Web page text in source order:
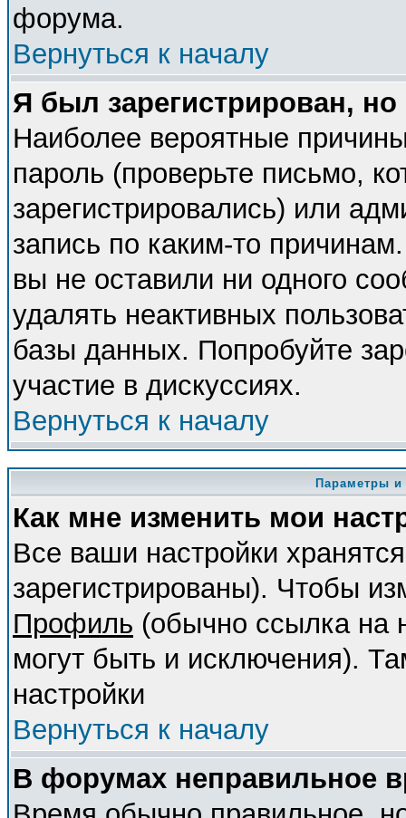
форума.
Вернуться к началу
Я был зарегистрирован,
Наиболее вероятные
пароль (проверьте письмо,
зарегистрировались) или
запись по каким-то
вы не оставили ни одного
удалять неактивных
базы данных. Попробуйте
участие в дискуссиях.
Вернуться к началу
Параметры и
Как мне изменить мои
Все ваши настройки
зарегистрированы). Чтобы
Профиль (обычно ссылка на
могут быть и исключения).
настройки
Вернуться к началу
В форумах неправильное